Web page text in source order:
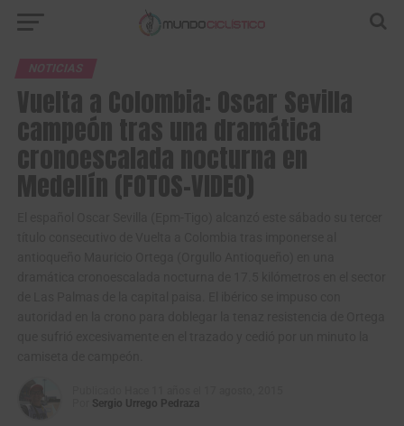
NOTICIAS
Vuelta a Colombia: Oscar Sevilla
campeón tras una dramática
cronoescalada nocturna en
Medellín (FOTOS-VIDEO)
Sergio Urrego Pedraza